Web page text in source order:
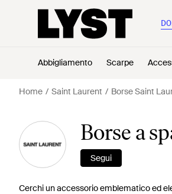
Abbigliamento Scarpe
Home Saint Laurent Borse Saint
Borse a
Segui
Cerchi un accessorio emblematico ed